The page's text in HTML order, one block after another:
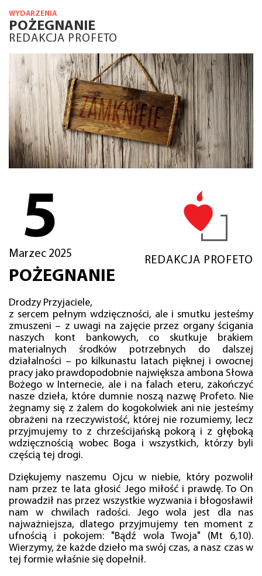
WYDARZENIA
POŻEGNANIE
REDAKCJA PROFETO
5
Marzec 2025
REDAKCJA PROFETO
POŻEGNANIE
Drodzy Przyjaciele,
z sercem pełnym wdzięczności, ale i smutku jesteśmy
zmuszeni – z uwagi na zajęcie przez organy ścigania
naszych kont bankowych, co skutkuje brakiem
materialnych środków potrzebnych do dalszej
działalności – po kilkunastu latach pięknej i owocnej
pracy jako prawdopodobnie największa ambona Słowa
Bożego w Internecie, ale i na falach eteru, zakończyć
nasze dzieła, które dumnie noszą nazwę Profeto. Nie
żegnamy się z żalem do kogokolwiek ani nie jesteśmy
obrażeni na rzeczywistość, której nie rozumiemy, lecz
przyjmujemy to z chrześcijańską pokorą i z głęboką
wdzięcznością wobec Boga i wszystkich, którzy byli
częścią tej drogi.
Dziękujemy naszemu Ojcu w niebie, który pozwolił
nam przez te lata głosić Jego miłość i prawdę. To On
prowadził nas przez wszystkie wyzwania i błogosławił
nam w chwilach radości. Jego wola jest dla nas
najważniejsza, dlatego przyjmujemy ten moment z
ufnością i pokojem: "Bądź wola Twoja" (Mt 6,10).
Wierzymy, że każde dzieło ma swój czas, a nasz czas w
tej formie właśnie się dopełnił.